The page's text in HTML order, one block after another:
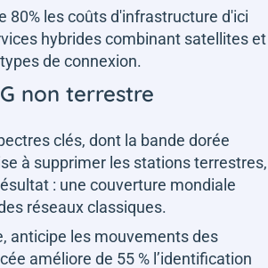
80% les coûts d'infrastructure d'ici
hybrides combinant satellites et
de connexion.
non terrestre
clés, dont la bande dorée
à supprimer les stations terrestres,
: une couverture mondiale
réseaux classiques.
anticipe les mouvements des
améliore de 55 % l’identification